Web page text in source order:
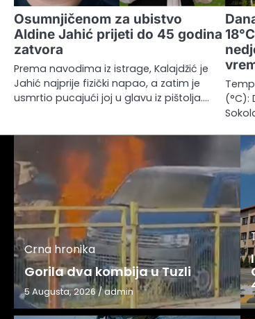
Osumnjičenom za ubistvo
Aldine Jahić prijeti do 45 godina
zatvora
Prema navodima iz istrage, Kalajdžić je
Jahić najprije fizički napao, a zatim je
usmrtio pucajući joj u glavu iz pištolja.…
(°C):
Crna hronika
Gorila dva kombija u Tuzli
5 Augusta, 2026/admin